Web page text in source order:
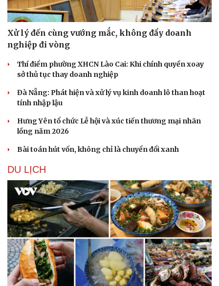
Sức khỏe
Đời sống
Xử lý đến cùng vướng mắc, không đẩy doanh
nghiệp đi vòng
Thí điểm phường XHCN Lào Cai: Khi chính quyền xoay
sở thủ tục thay doanh nghiệp
Đà Nẵng: Phát hiện và xử lý vụ kinh doanh lô than hoạt
tính nhập lậu
Hưng Yên tổ chức Lễ hội và xúc tiến thương mại nhãn
lồng năm 2026
Bài toán hút vốn, không chỉ là chuyển đổi xanh
DU LỊCH